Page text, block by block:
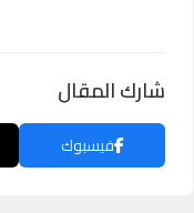
شارك المقال
فيسبوك